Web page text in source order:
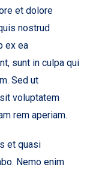
et dolore
nostrud
ex ea
sunt in culpa qui
Sed ut
voluptatem
rem aperiam.
et quasi
Nemo enim